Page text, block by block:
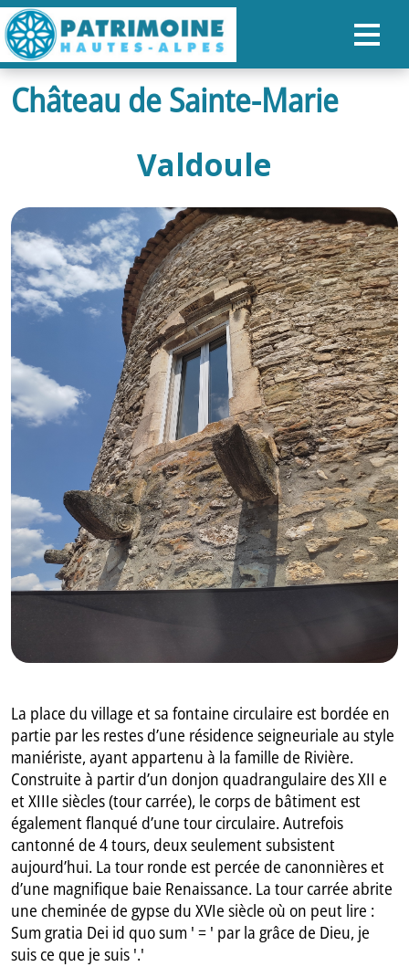
ACCUEIL
PATRIMOINE
RANDONNÉES
ORGANISER SON SÉJOUR
RECHERCHER
Château de Sainte-Marie
Valdoule
La place du village et sa fontaine circulaire est bordée en
partie par les restes d’une résidence seigneuriale au style
maniériste, ayant appartenu à la famille de Rivière.
Construite à partir d’un donjon quadrangulaire des XII e
et XIIIe siècles (tour carrée), le corps de bâtiment est
également flanqué d’une tour circulaire. Autrefois
cantonné de 4 tours, deux seulement subsistent
aujourd’hui. La tour ronde est percée de canonnières et
d’une magnifique baie Renaissance. La tour carrée abrite
une cheminée de gypse du XVIe siècle où on peut lire :
Sum gratia Dei id quo sum ' = ' par la grâce de Dieu, je
suis ce que je suis '.'